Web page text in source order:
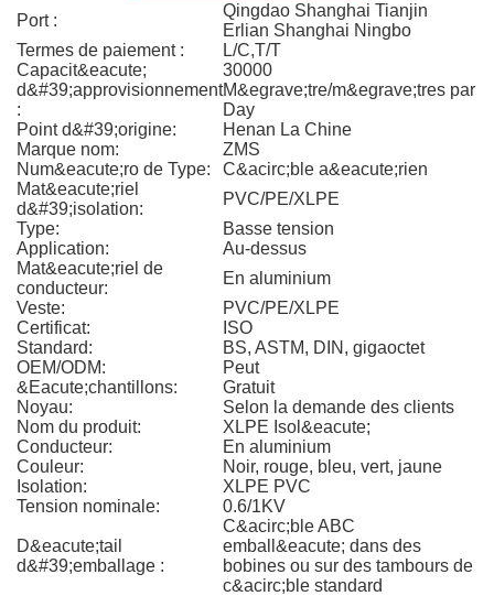
Port :
Qingdao Shanghai Tianjin
Erlian Shanghai Ningbo
Termes de paiement :
L/C,T/T
Capacit&eacute;
d&#39;approvisionnement
:
30000
M&egrave;tre/m&egrave;tres par
Day
Point d&#39;origine:
Henan La Chine
Marque nom:
ZMS
Num&eacute;ro de Type:
C&acirc;ble a&eacute;rien
Mat&eacute;riel
d&#39;isolation:
PVC/PE/XLPE
Type:
Basse tension
Application:
Au-dessus
Mat&eacute;riel de
conducteur:
En aluminium
Veste:
PVC/PE/XLPE
Certificat:
ISO
Standard:
BS, ASTM, DIN, gigaoctet
OEM/ODM:
Peut
&Eacute;chantillons:
Gratuit
Noyau:
Selon la demande des clients
Nom du produit:
XLPE Isol&eacute;
Conducteur:
En aluminium
Couleur:
Noir, rouge, bleu, vert, jaune
Isolation:
XLPE PVC
Tension nominale:
0.6/1KV
D&eacute;tail
d&#39;emballage :
C&acirc;ble ABC
emball&eacute; dans des
bobines ou sur des tambours de
c&acirc;ble standard